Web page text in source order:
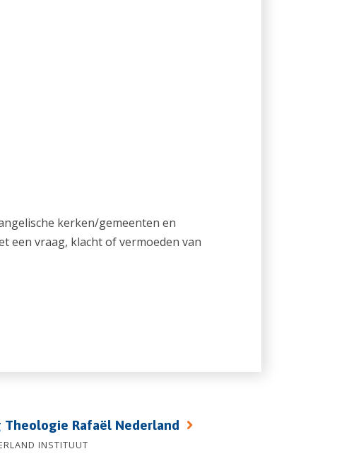
kerken/gemeenten en
een vraag, klacht of vermoeden van
Theologie Rafaël Nederland
INSTITUUT